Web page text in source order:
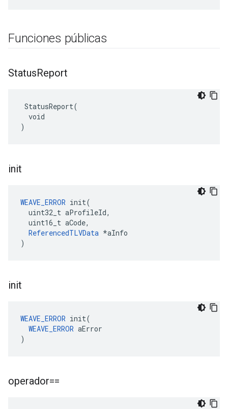
Funciones públicas
StatusReport
StatusReport(
  void
)
init
WEAVE_ERROR init(
  uint32_t aProfileId,
  uint16_t aCode,
ReferencedTLVData *aInfo
)
init
WEAVE_ERROR init(
WEAVE_ERROR aError
)
operador==